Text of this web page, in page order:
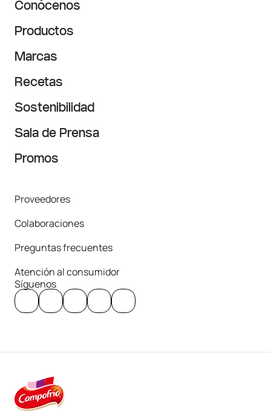
Conócenos
Productos
Marcas
Recetas
Sostenibilidad
Sala de Prensa
Promos
Proveedores
Colaboraciones
Preguntas frecuentes
Atención al consumidor
Síguenos